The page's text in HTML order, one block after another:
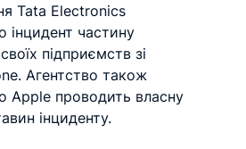
Tata Electronics
інцидент частину
підприємств зі
Агентство також
Apple проводить власну
інциденту.